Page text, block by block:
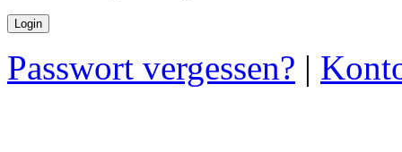
Passwort vergessen? |